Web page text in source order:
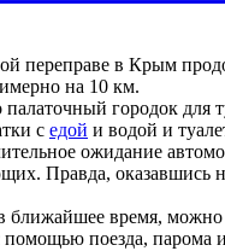
переправе в Крым
на 10 км.
палаточный городок
с едой и водой и
ожидание
Правда, оказавшись
время,
поезда, парома